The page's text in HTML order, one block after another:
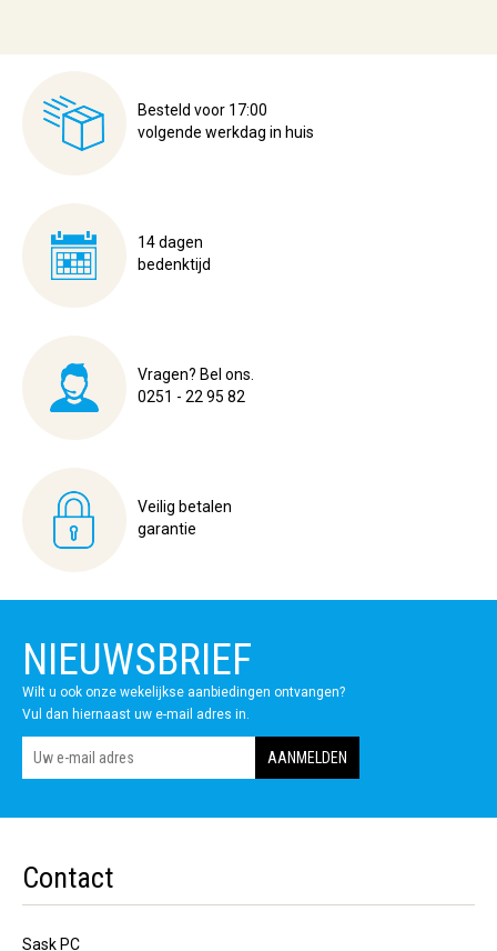
Besteld voor 17:00
volgende werkdag in huis
14 dagen
bedenktijd
Vragen? Bel ons.
0251 - 22 95 82
Veilig betalen
garantie
NIEUWSBRIEF
Wilt u ook onze wekelijkse aanbiedingen ontvangen?
Vul dan hiernaast uw e-mail adres in.
Contact
Sask PC